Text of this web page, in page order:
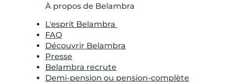
À propos de Belambra
L'esprit Belambra
FAQ
Découvrir Belambra
Presse
Belambra recrute
Demi-pension ou pension-complète